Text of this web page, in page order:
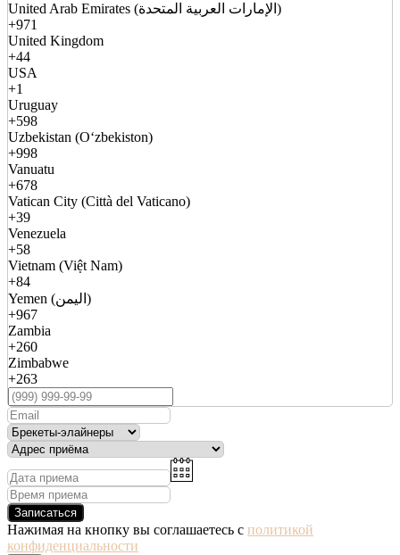
United Arab Emirates (الإمارات العربية المتحدة)
+971
United Kingdom
+44
USA
+1
Uruguay
+598
Uzbekistan (Oʻzbekiston)
+998
Vanuatu
+678
Vatican City (Città del Vaticano)
+39
Venezuela
+58
Vietnam (Việt Nam)
+84
Yemen (اليمن)
+967
Zambia
+260
Zimbabwe
+263
Записаться
Нажимая на кнопку вы соглашаетесь с политикой
конфиденциальности